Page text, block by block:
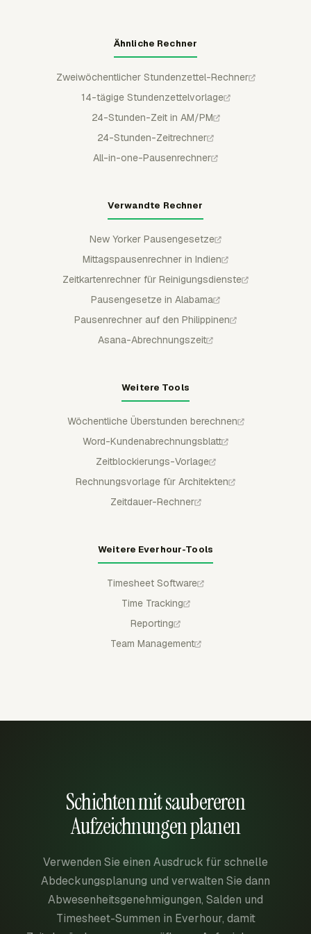
Ähnliche Rechner
Zweiwöchentlicher Stundenzettel-Rechner
14-tägige Stundenzettelvorlage
24-Stunden-Zeit in AM/PM
24-Stunden-Zeitrechner
All-in-one-Pausenrechner
Verwandte Rechner
New Yorker Pausengesetze
Mittagspausenrechner in Indien
Zeitkartenrechner für Reinigungsdienste
Pausengesetze in Alabama
Pausenrechner auf den Philippinen
Asana-Abrechnungszeit
Weitere Tools
Wöchentliche Überstunden berechnen
Word-Kundenabrechnungsblatt
Zeitblockierungs-Vorlage
Rechnungsvorlage für Architekten
Zeitdauer-Rechner
Weitere Everhour-Tools
Timesheet Software
Time Tracking
Reporting
Team Management
Schichten mit saubereren
Aufzeichnungen planen
Verwenden Sie einen Ausdruck für schnelle
Abdeckungsplanung und verwalten Sie dann
Abwesenheitsgenehmigungen, Salden und
Timesheet-Summen in Everhour, damit